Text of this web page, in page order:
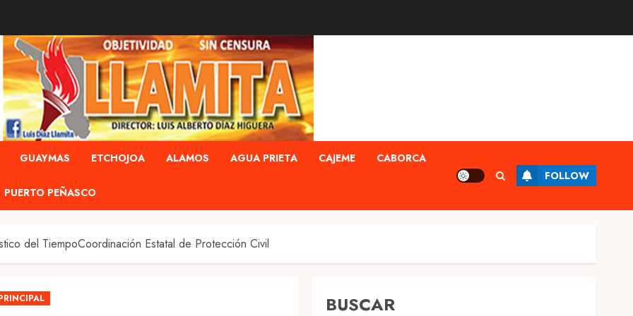
GUAYMAS ETCHOJOA ALAMOS AGUA PRIETA CAJEME CABORCA
PUERTO PEÑASCO
FOLLOW
del TiempoCoordinación Estatal de Protección Civil
BUSCAR